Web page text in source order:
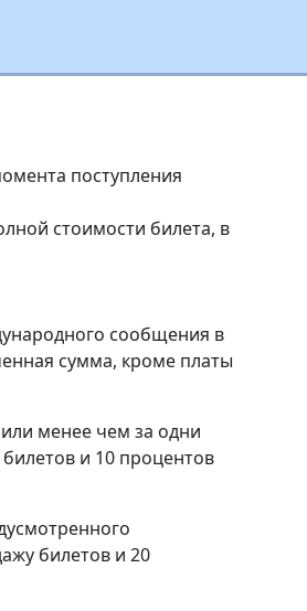
поступления
стоимости билета, в
сообщения в
сумма, кроме платы
менее чем за одни
и 10 процентов
билетов и 20